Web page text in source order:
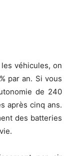
véhicules, on
par an. Si vous
de 240
après cinq ans.
des batteries